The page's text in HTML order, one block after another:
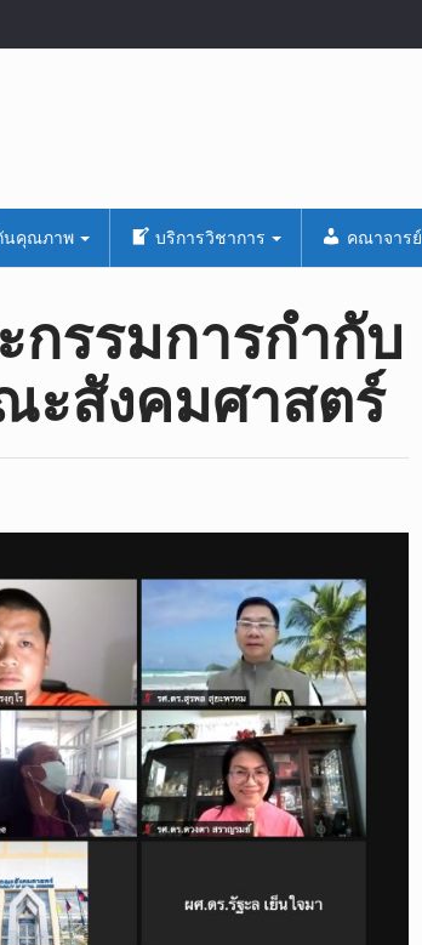
นคุณภาพ บริการวิชาการ คณาจารย์
รรมการ​กำกับ
ะสังคม​ศาสตร์​